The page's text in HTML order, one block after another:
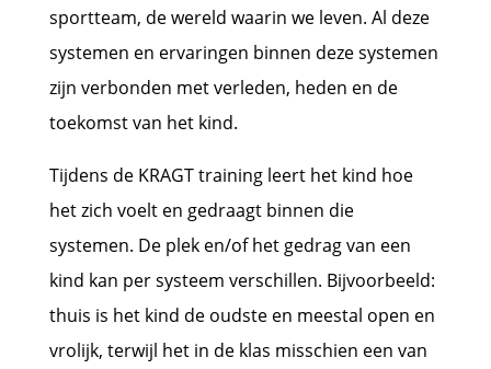
sportteam, de wereld waarin we leven. Al deze
systemen en ervaringen binnen deze systemen
zijn verbonden met verleden, heden en de
toekomst van het kind.
Tijdens de KRAGT training leert het kind hoe
het zich voelt en gedraagt binnen die
systemen. De plek en/of het gedrag van een
kind kan per systeem verschillen. Bijvoorbeeld:
thuis is het kind de oudste en meestal open en
vrolijk, terwijl het in de klas misschien een van